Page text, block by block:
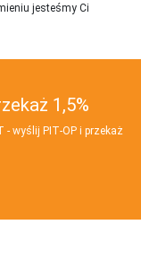
jesteśmy Ci
1,5%
wyślij PIT‑OP i przekaż